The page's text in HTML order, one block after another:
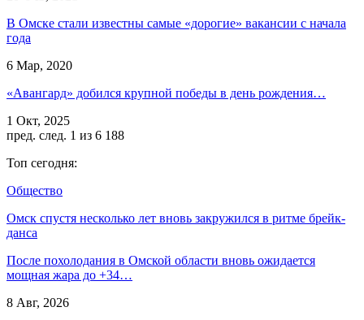
В Омске стали известны самые «дорогие» вакансии с начала
года
6 Мар, 2020
«Авангард» добился крупной победы в день рождения…
1 Окт, 2025
пред. след. 1 из 6 188
Топ сегодня:
Общество
Омск спустя несколько лет вновь закружился в ритме брейк-
данса
После похолодания в Омской области вновь ожидается
мощная жара до +34…
8 Авг, 2026